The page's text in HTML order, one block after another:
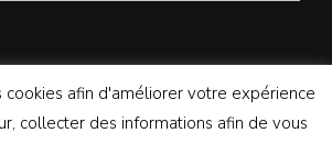
SWELLADDICTION | Le blog. Tous
Vilva | Développé parBlossom
cookies afin d'améliorer votre expérience
collecter des informations afin de vous